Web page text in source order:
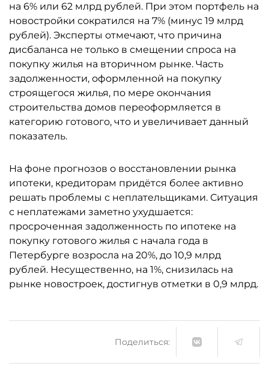
на 6% или 62 млрд рублей. При этом портфель на
новостройки сократился на 7% (минус 19 млрд
рублей). Эксперты отмечают, что причина
дисбаланса не только в смещении спроса на
покупку жилья на вторичном рынке. Часть
задолженности, оформленной на покупку
строящегося жилья, по мере окончания
строительства домов переоформляется в
категорию готового, что и увеличивает данный
показатель.
На фоне прогнозов о восстановлении рынка
ипотеки, кредиторам придётся более активно
решать проблемы с неплательщиками. Ситуация
с неплатежами заметно ухудшается:
просроченная задолженность по ипотеке на
покупку готового жилья с начала года в
Петербурге возросла на 20%, до 10,9 млрд
рублей. Несущественно, на 1%, снизилась на
рынке новостроек, достигнув отметки в 0,9 млрд.
Поделиться: